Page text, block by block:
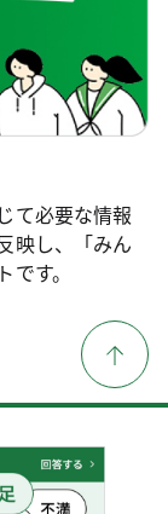
て必要な情報
映し、「みん
す。